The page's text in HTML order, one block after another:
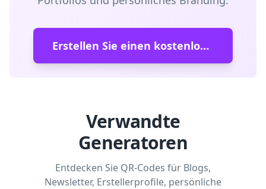
Erstellen Sie einen kostenlosen Blog-QR-Code
Verwandte
Generatoren
Entdecken Sie QR-Codes für Blogs,
Newsletter, Erstellerprofile, persönliche